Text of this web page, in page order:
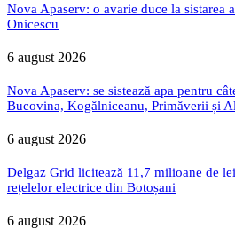
Nova Apaserv: o avarie duce la sistarea
Onicescu
6 august 2026
Nova Apaserv: se sistează apa pentru
Bucovina, Kogălniceanu, Primăverii și
6 august 2026
Delgaz Grid licitează 11,7 milioane de
rețelelor electrice din Botoșani
6 august 2026